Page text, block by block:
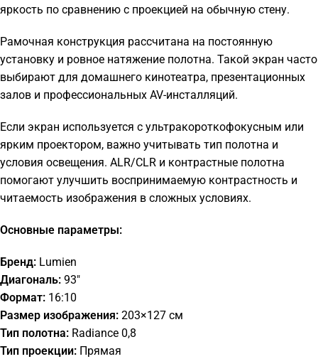
яркость по сравнению с проекцией на обычную стену.
Рамочная конструкция рассчитана на постоянную
установку и ровное натяжение полотна. Такой экран часто
выбирают для домашнего кинотеатра, презентационных
залов и профессиональных AV-инсталляций.
Если экран используется с ультракороткофокусным или
ярким проектором, важно учитывать тип полотна и
условия освещения. ALR/CLR и контрастные полотна
помогают улучшить воспринимаемую контрастность и
читаемость изображения в сложных условиях.
Основные параметры:
Бренд: Lumien
Диагональ: 93"
Формат: 16:10
Размер изображения: 203×127 см
Тип полотна: Radiance 0,8
Тип проекции: Прямая